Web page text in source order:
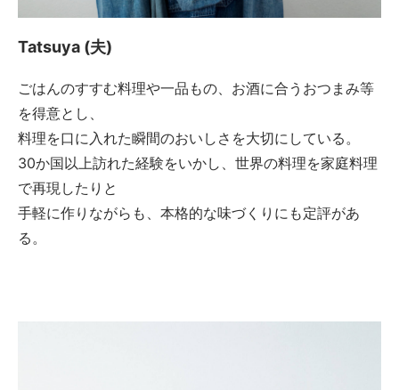
Tatsuya (夫)
ごはんのすすむ料理や一品もの、お酒に合うおつまみ等
を得意とし、
料理を口に入れた瞬間のおいしさを大切にしている。
30か国以上訪れた経験をいかし、世界の料理を家庭料理
で再現したりと
手軽に作りながらも、本格的な味づくりにも定評があ
る。